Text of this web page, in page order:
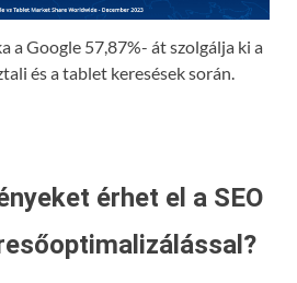
a Google 57,87%- át szolgálja ki a
és a tablet keresések során.
érhet el a SEO